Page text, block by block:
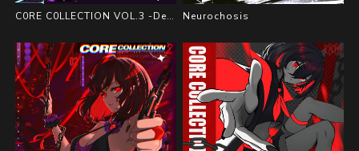
C0RE C0LLECTION VOL.3 -Detachment- Neurochosis